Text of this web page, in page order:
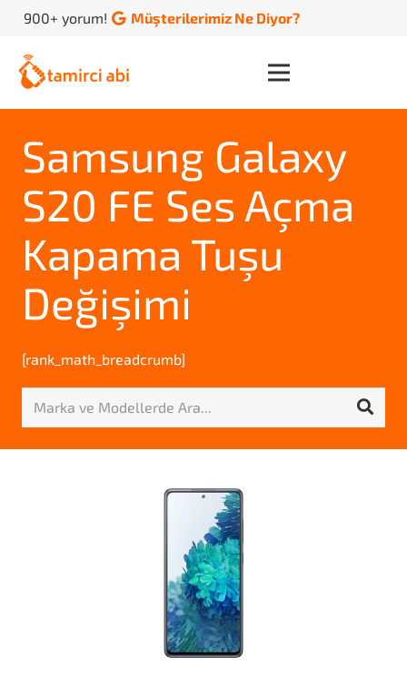
900+ yorum! Müşterilerimiz Ne Diyor?
Samsung Galaxy
S20 FE Ses Açma
Kapama Tuşu
Değişimi
[rank_math_breadcrumb]